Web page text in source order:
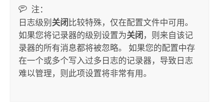
注：
日志级别 关闭 比较特殊，仅在配置文件中可用。
如果您将记录器的级别设置为关闭 ，则来自该记
录器的所有消息都将被忽略。 如果您的配置中存
在一个或多个写入过多日志的记录器，导致日志
难以管理，则此项设置将非常有用。